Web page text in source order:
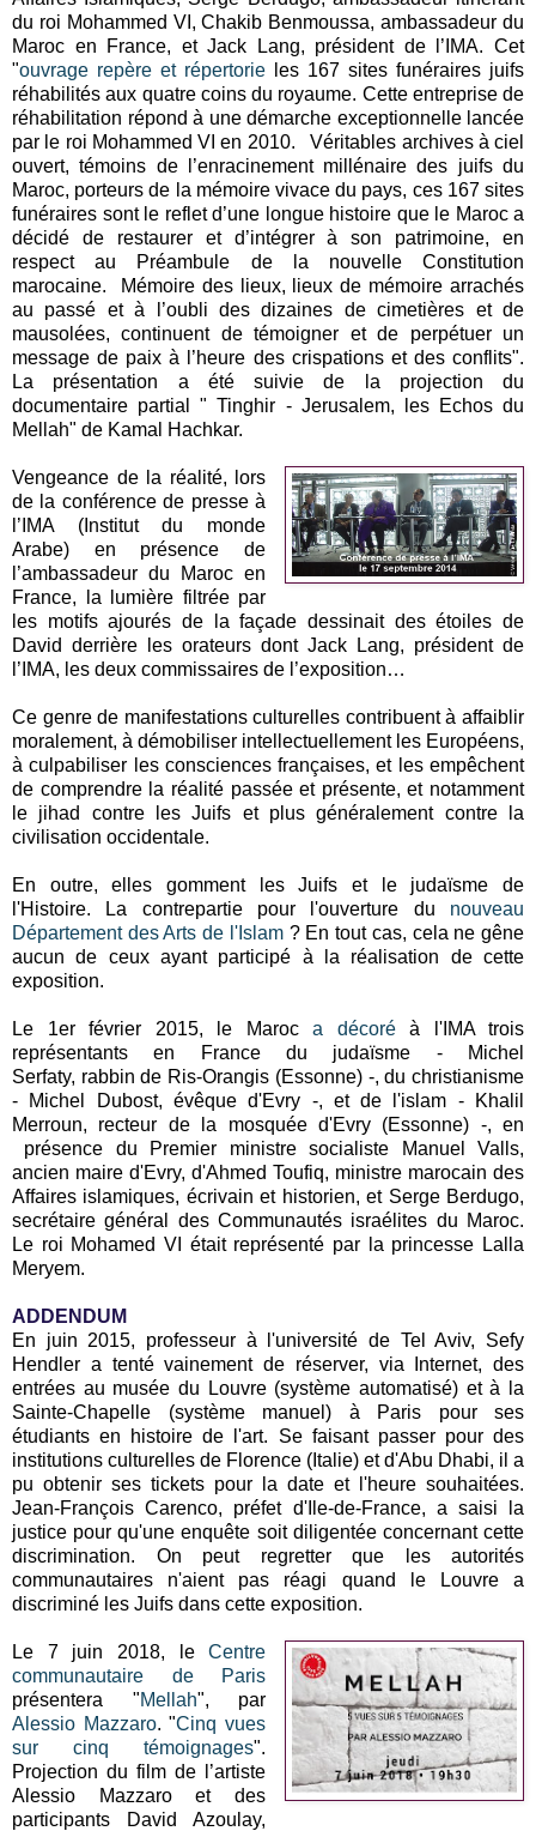
du roi Mohammed VI, Chakib Benmoussa, ambassadeur du
Maroc en France, et Jack Lang, président de l’IMA. Cet
"ouvrage repère et répertorie les 167 sites funéraires juifs
réhabilités aux quatre coins du royaume. Cette entreprise de
réhabilitation répond à une démarche exceptionnelle lancée
par le roi Mohammed VI en 2010. Véritables archives à ciel
ouvert, témoins de l’enracinement millénaire des juifs du
Maroc, porteurs de la mémoire vivace du pays, ces 167 sites
funéraires sont le reflet d’une longue histoire que le Maroc a
décidé de restaurer et d’intégrer à son patrimoine, en
respect au Préambule de la nouvelle Constitution
marocaine. Mémoire des lieux, lieux de mémoire arrachés
au passé et à l’oubli des dizaines de cimetières et de
mausolées, continuent de témoigner et de perpétuer un
message de paix à l’heure des crispations et des conflits".
La présentation a été suivie de la projection du
documentaire partial " Tinghir - Jerusalem, les Echos du
Mellah" de Kamal Hachkar.
Vengeance de la réalité, lors
de la conférence de presse à
l’IMA (Institut du monde
Arabe) en présence de
l’ambassadeur du Maroc en
France, la lumière filtrée par
les motifs ajourés de la façade dessinait des étoiles de
David derrière les orateurs dont Jack Lang, président de
l’IMA, les deux commissaires de l’exposition…
Ce genre de manifestations culturelles contribuent à affaiblir
moralement, à démobiliser intellectuellement les Européens,
à culpabiliser les consciences françaises, et les empêchent
de comprendre la réalité passée et présente, et notamment
le jihad contre les Juifs et plus généralement contre la
civilisation occidentale.
En outre, elles gomment les Juifs et le judaïsme de
l'Histoire. La contrepartie pour l'ouverture du nouveau
Département des Arts de l'Islam? En tout cas, cela ne gêne
aucun de ceux ayant participé à la réalisation de cette
exposition.
Le 1er février 2015, le Maroc a décoréà l'IMA trois
représentants en France du judaïsme - Michel
Serfaty, rabbin de Ris-Orangis (Essonne) -, du christianisme
- Michel Dubost, évêque d'Evry -, et de l'islam - Khalil
Merroun, recteur de la mosquée d'Evry (Essonne) -, en
présence du Premier ministre socialiste Manuel Valls,
ancien maire d'Evry, d'Ahmed Toufiq, ministre marocain des
Affaires islamiques, écrivain et historien, et Serge Berdugo,
secrétaire général des Communautés israélites du Maroc.
Le roi Mohamed VI était représenté par la princesse Lalla
Meryem.
ADDENDUM
En juin 2015, professeur à l'université de Tel Aviv, Sefy
Hendler a tenté vainement de réserver, via Internet, des
entrées au musée du Louvre (système automatisé) et à la
Sainte-Chapelle (système manuel) à Paris pour ses
étudiants en histoire de l'art. Se faisant passer pour des
institutions culturelles de Florence (Italie) et d'Abu Dhabi, il a
pu obtenir ses tickets pour la date et l'heure souhaitées.
Jean-François Carenco, préfet d'Ile-de-France, a saisi la
justice pour qu'une enquête soit diligentée concernant cette
discrimination. On peut regretter que les autorités
communautaires n'aient pas réagi quand le Louvre a
discriminé les Juifs dans cette exposition.
Le 7 juin 2018, leCentre
communautaire de Paris
présentera "Mellah", par
Alessio Mazzaro. "Cinq vues
sur cinq témoignages".
Projection du film de l’artiste
Alessio Mazzaro et des
participants David Azoulay,